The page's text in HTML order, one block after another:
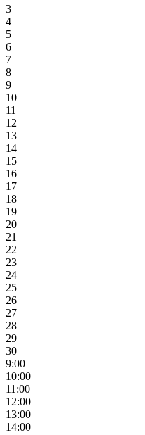
3
4
5
6
7
8
9
10
11
12
13
14
15
16
17
18
19
20
21
22
23
24
25
26
27
28
29
30
9:00
10:00
11:00
12:00
13:00
14:00